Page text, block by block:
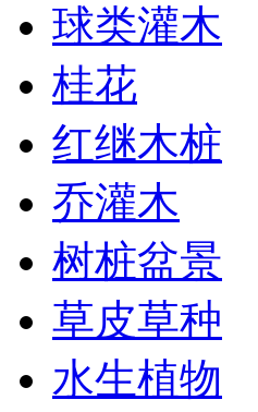
球类灌木
桂花
红继木桩
乔灌木
树桩盆景
草皮草种
水生植物